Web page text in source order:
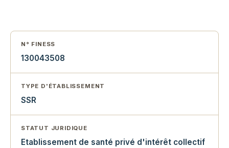
N° FINESS
130043508
TYPE D'ÉTABLISSEMENT
SSR
STATUT JURIDIQUE
Etablissement de santé privé d'intérêt collectif